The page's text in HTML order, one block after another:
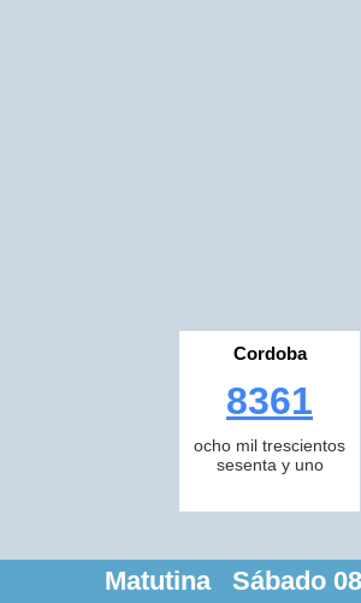
Cordoba
8361
ocho mil trescientos
sesenta y uno
Matutina Sábado